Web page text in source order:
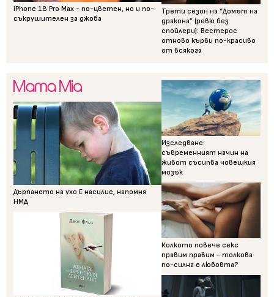
iPhone 18 Pro Max - по-цветен, но и по-
съкрушителен за джоба
Трети сезон на “Домът на
дракона” (ревю без
спойлери): Вестерос
отново кърви по-красиво
от всякога
Дърпането на ухо Е насилие, напомня
НМД
Изследване:
съвременният начин на
живот съсипва човешкия
мозък
Колкото повече секс
правим правим - толкова
по-силна е любовта?